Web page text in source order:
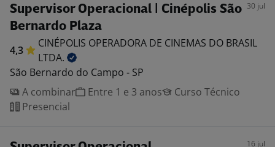
Supervisor Operacional | Cinépolis São
Bernardo Plaza
30 jul
4,3
CINÉPOLIS OPERADORA DE CINEMAS DO BRASIL
LTDA.
São Bernardo do Campo - SP
A combinar
Entre 1 e 3 anos
Curso Técnico
Presencial
16 jul